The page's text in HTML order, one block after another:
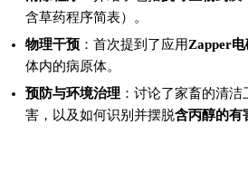
含草药程序简表）。
物理干预 ：首次提到了应用Zapper
体内的病原体。
预防与环境治理 ：讨论了家畜的清
害，以及如何识别并摆脱含丙醇的有